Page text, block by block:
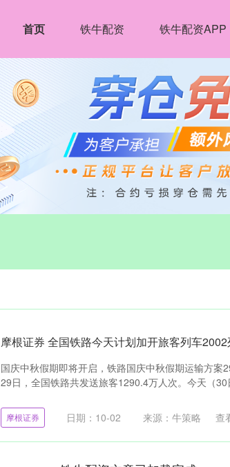
首页 铁牛配资 铁牛配资APP
摩根证券 全国铁路今天计划加开旅客列车
国庆中秋假期即将开启，铁路国庆中秋假期运输方案
29日，全国铁路共发送旅客1290.4万人次。今天（
摩根证券 日期：10-02 来源：牛策略 查